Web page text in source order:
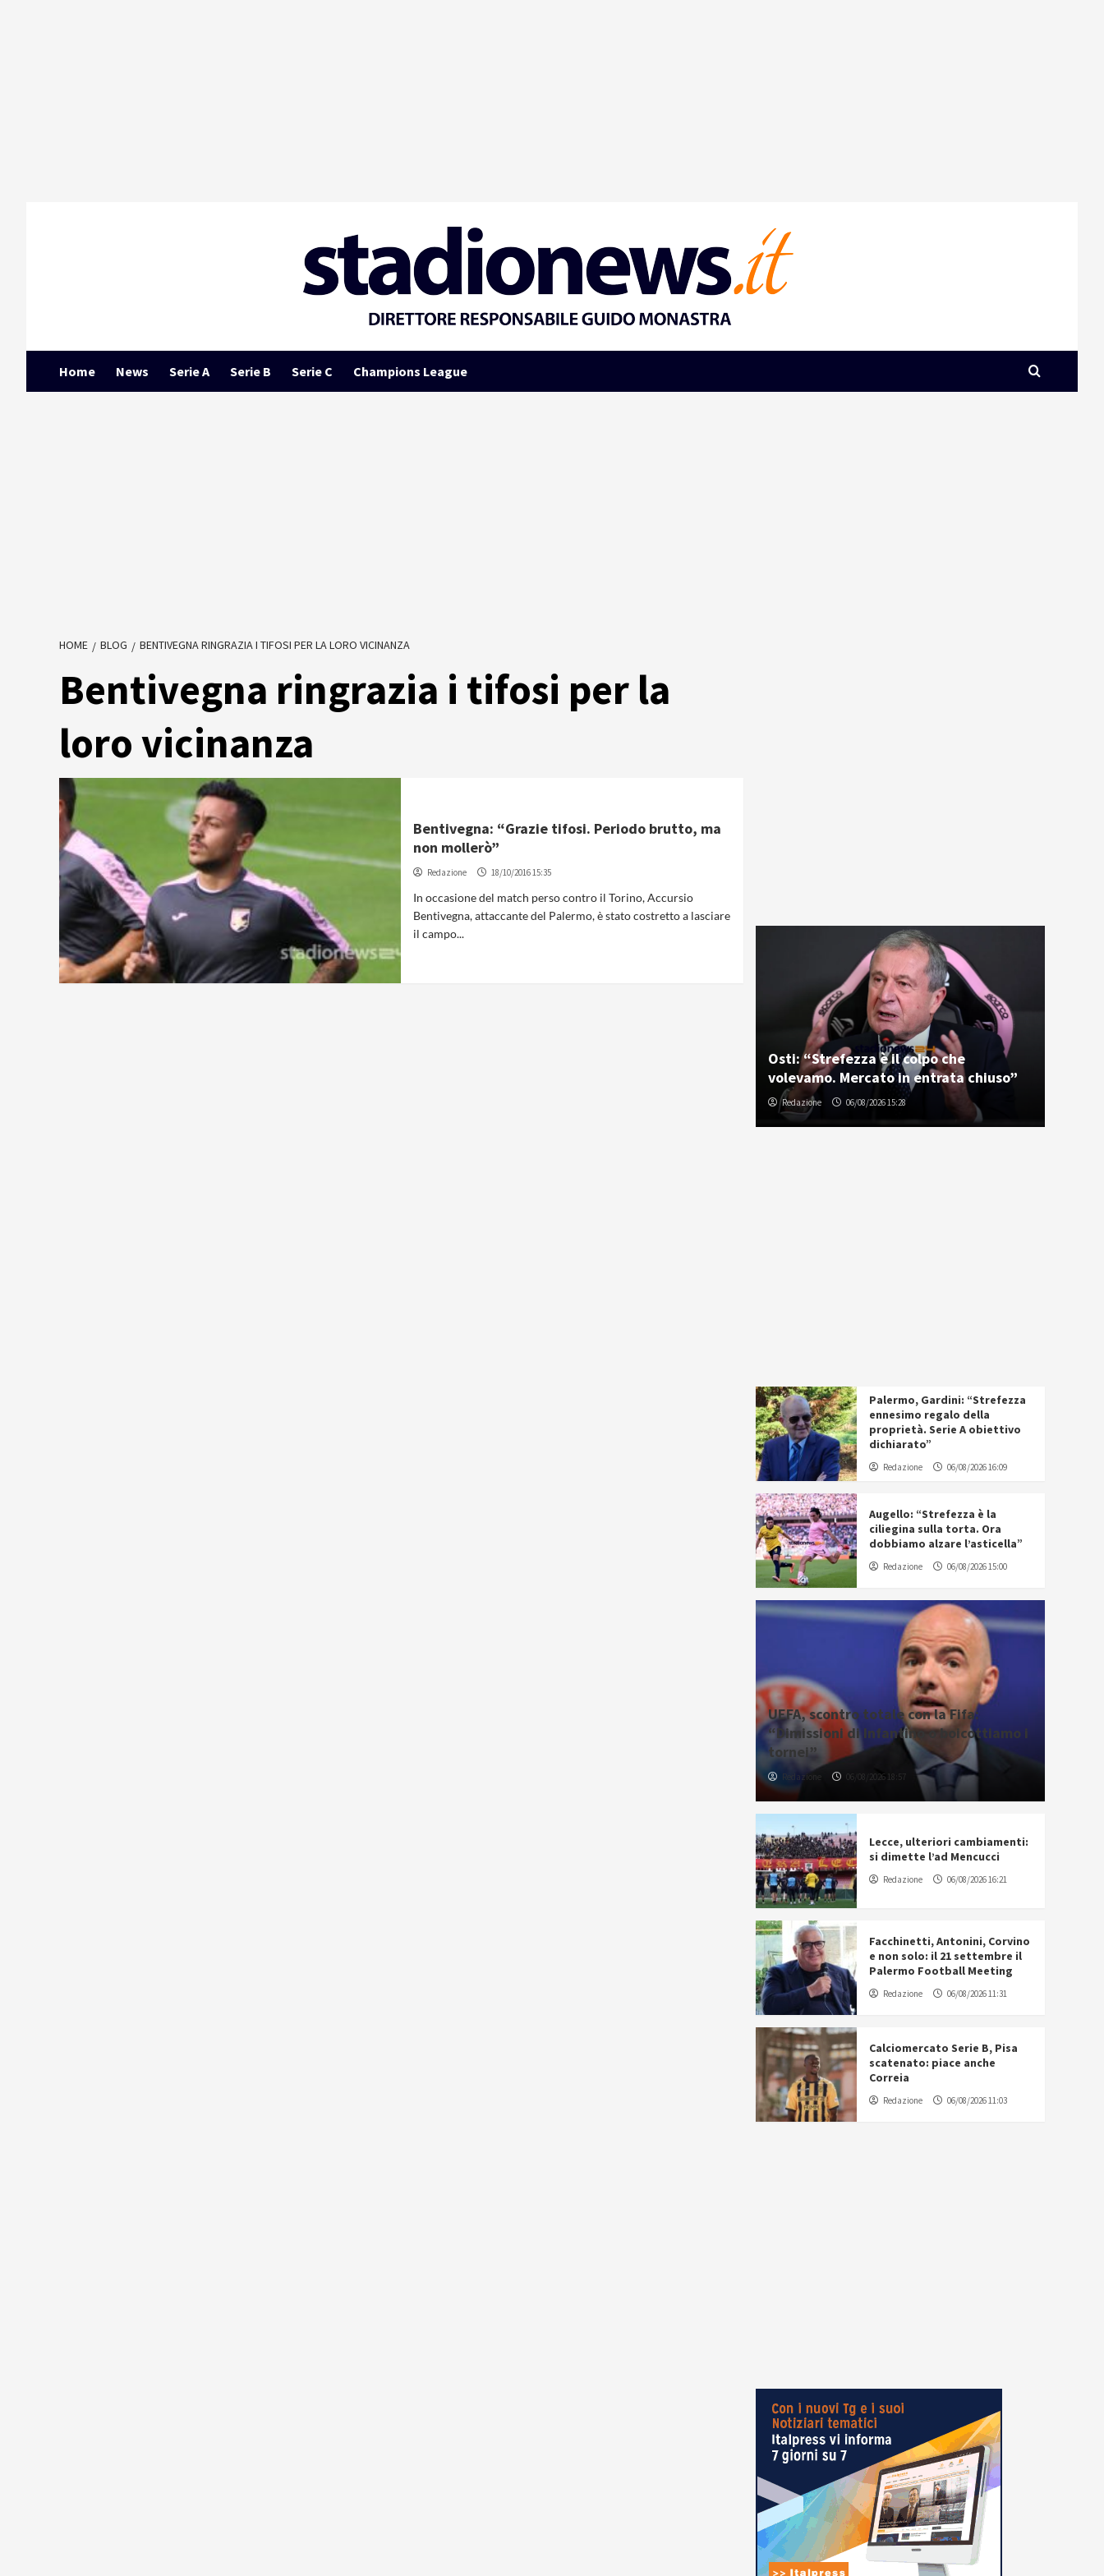
Home News Serie A Serie B Serie C Champions League
HOME BLOG BENTIVEGNA RINGRAZIA I TIFOSI PER LA LORO VICINANZA
Bentivegna ringrazia i tifosi per la
loro vicinanza
Bentivegna: “Grazie tifosi. Periodo brutto, ma
non mollerò”
Redazione 18/10/2016 15:35
In occasione del match perso contro il Torino, Accursio
Bentivegna, attaccante del Palermo, è stato costretto a lasciare
il campo...
Osti: “Strefezza è il colpo che
volevamo. Mercato in entrata chiuso”
Redazione 06/08/2026 15:28
Palermo, Gardini: “Strefezza
ennesimo regalo della
proprietà. Serie A obiettivo
dichiarato”
Redazione 06/08/2026 16:09
Augello: “Strefezza è la
ciliegina sulla torta. Ora
dobbiamo alzare l’asticella”
Redazione 06/08/2026 15:00
UEFA, scontro totale con la Fifa:
“Dimissioni di Infantino o boicottiamo i
tornei”
Redazione 06/08/2026 18:57
Lecce, ulteriori cambiamenti:
si dimette l’ad Mencucci
Redazione 06/08/2026 16:21
Facchinetti, Antonini, Corvino
e non solo: il 21 settembre il
Palermo Football Meeting
Redazione 06/08/2026 11:31
Calciomercato Serie B, Pisa
scatenato: piace anche
Correia
Redazione 06/08/2026 11:03